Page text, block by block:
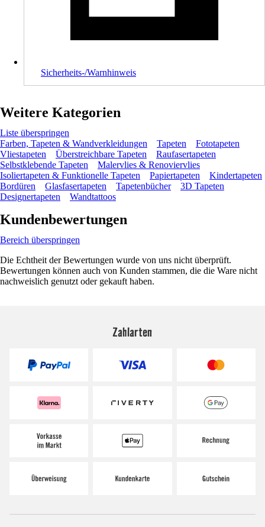
Sicherheits-/Warnhinweis
Weitere Kategorien
Liste überspringen
Farben, Tapeten & Wandverkleidungen
Tapeten
Fototapeten
Vliestapeten
Überstreichbare Tapeten
Raufasertapeten
Selbstklebende Tapeten
Malervlies & Renoviervlies
Isoliertapeten & Funktionelle Tapeten
Papiertapeten
Kindertapeten
Bordüren
Glasfasertapeten Tapetenbücher
3D Tapeten
Designertapeten
Wandtattoos
Kundenbewertungen
Bereich überspringen
Die Echtheit der Bewertungen wurde von uns nicht überprüft.
Bewertungen können auch von Kunden stammen, die die Ware nicht
nachweislich genutzt oder gekauft haben.
Zahlarten